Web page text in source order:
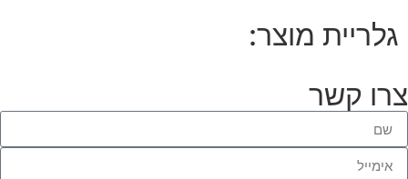
גלריית מוצר:
צרו קשר